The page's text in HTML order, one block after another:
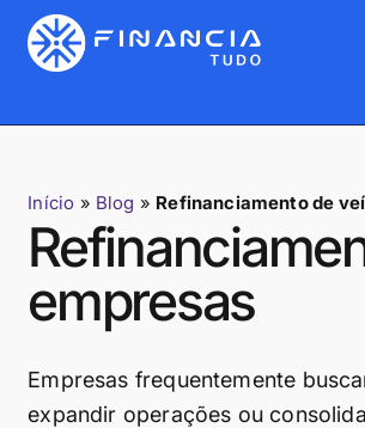
Início » Blog » Refinanciamento de
empresas
Empresas frequentemente
expandir operações ou